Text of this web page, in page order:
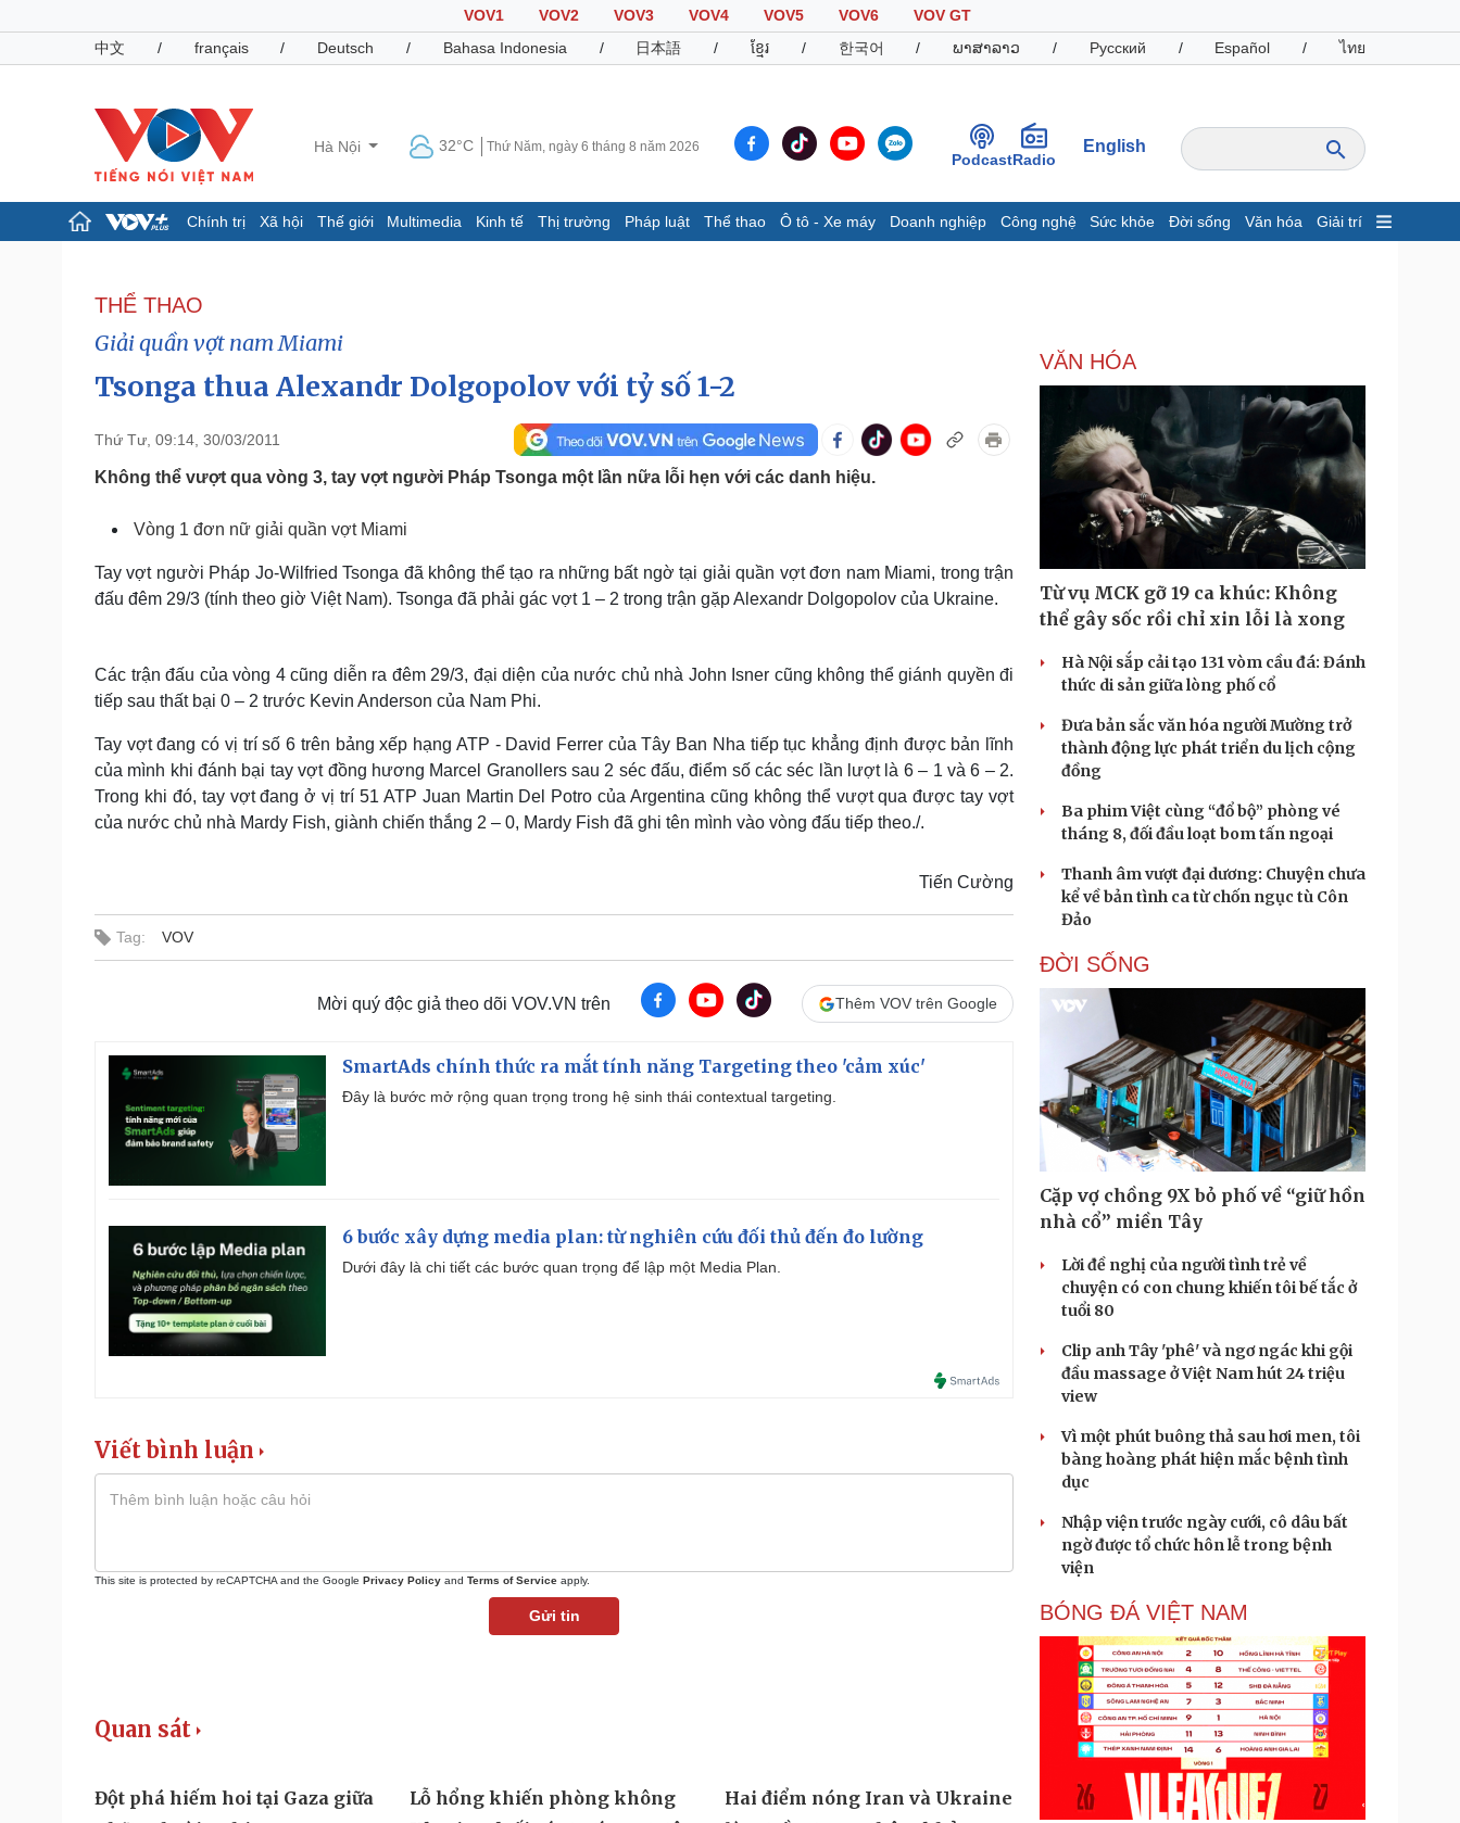
VOV1 VOV2 VOV3 VOV4 VOV5 VOV6
VOV GT
中文
/ français / Deutsch / Bahasa Indonesia / 日本語 / ខ្មែរ / 한국어 / ພາສາລາວ / Русский / Español / ไทย
Hà Nội 32°C Thứ Năm, ngày 6 tháng 8 năm 2026
PodcastRadio
English
Chính trị Xã hội Thế giới Multimedia Kinh tế Thị trường Pháp luật Thể thao Ô tô - Xe máy Doanh nghiệp Công nghệ Sức khỏe Đời sống Văn hóa Giải trí
Đảng
Tổ chức nhân sự
Quốc hội
Giáo dục
Việc làm
Giá cà phê
Pháp luật
Vụ án
Tư vấn luật
Vũ khí
Phân tích
Thể thao
Bóng đá
Hậu trường
Ô tô - Xe máy
Ô tô
Doanh nghiệp
Thông tin doanh nghiệp
Doanh nghiệp 24h
Công nghệ
Sành điệu
Tin Công nghệ
Trải nghiệm
Chuyển đổi số
Sức khỏe
Sản phụ khoa
Nhi khoa
Làm đẹp - giảm cân
Phòng mạch online
Ăn sạch sống khỏe
Đời sống
Tình yêu - Gia đình
Văn hóa
Âm nhạc
Di sản
Giải trí
Sao Việt
Du lịch
check-in
Podcast
Đọc truyện đêm khuya
Cửa sổ tình yêu
Hạt giống tâm hồn
Cải chính
THỂ THAO
Giải quần vợt nam Miami
Tsonga thua Alexandr Dolgopolov với tỷ số 1-2
Thứ Tư, 09:14, 30/03/2011
Không thể vượt qua vòng 3, tay vợt người Pháp Tsonga một lần nữa lỗi hẹn với các danh hiệu.
Vòng 1 đơn nữ giải quần vợt Miami
Tay vợt người Pháp Jo-Wilfried Tsonga đã không thể tạo ra những bất ngờ tại giải quần vợt đơn nam Miami, trong trận
đấu đêm 29/3 (tính theo giờ Việt Nam). Tsonga đã phải gác vợt 1 – 2 trong trận gặp Alexandr Dolgopolov của Ukraine.
Các trận đấu của vòng 4 cũng diễn ra đêm 29/3, đại diện của nước chủ nhà John Isner cũng không thể giánh quyền đi
tiếp sau thất bại 0 – 2 trước Kevin Anderson của Nam Phi.
Tay vợt đang có vị trí số 6 trên bảng xếp hạng ATP - David Ferrer của Tây Ban Nha tiếp tục khẳng định được bản lĩnh
của mình khi đánh bại tay vợt đồng hương Marcel Granollers sau 2 séc đấu, điểm số các séc lần lượt là 6 – 1 và 6 – 2.
Trong khi đó, tay vợt đang ở vị trí 51 ATP Juan Martin Del Potro của Argentina cũng không thể vượt qua được tay vợt
của nước chủ nhà Mardy Fish, giành chiến thắng 2 – 0, Mardy Fish đã ghi tên mình vào vòng đấu tiếp theo./.
Tiến Cường
Tag: VOV
Mời quý độc giả theo dõi VOV.VN trên Thêm VOV trên Google
SmartAds chính thức ra mắt tính năng Targeting theo 'cảm xúc'
Đây là bước mở rộng quan trọng trong hệ sinh thái contextual targeting.
6 bước xây dựng media plan: từ nghiên cứu đối thủ đến đo lường
Dưới đây là chi tiết các bước quan trọng để lập một Media Plan.
Viết bình luận
This site is protected by reCAPTCHA and the Google Privacy Policy and Terms of Service apply.
Gửi tin
Quan sát
VĂN HÓA
Từ vụ MCK gỡ 19 ca khúc: Không
thể gây sốc rồi chỉ xin lỗi là xong
Hà Nội sắp cải tạo 131 vòm cầu đá: Đánh
thức di sản giữa lòng phố cổ
Đưa bản sắc văn hóa người Mường trở
thành động lực phát triển du lịch cộng
đồng
Ba phim Việt cùng “đổ bộ” phòng vé
tháng 8, đối đầu loạt bom tấn ngoại
Thanh âm vượt đại dương: Chuyện chưa
kể về bản tình ca từ chốn ngục tù Côn
Đảo
ĐỜI SỐNG
Cặp vợ chồng 9X bỏ phố về “giữ hồn
nhà cổ” miền Tây
Lời đề nghị của người tình trẻ về
chuyện có con chung khiến tôi bế tắc ở
tuổi 80
Clip anh Tây 'phê' và ngơ ngác khi gội
đầu massage ở Việt Nam hút 24 triệu
view
Vì một phút buông thả sau hơi men, tôi
bàng hoàng phát hiện mắc bệnh tình
dục
Nhập viện trước ngày cưới, cô dâu bất
ngờ được tổ chức hôn lễ trong bệnh
viện
BÓNG ĐÁ VIỆT NAM